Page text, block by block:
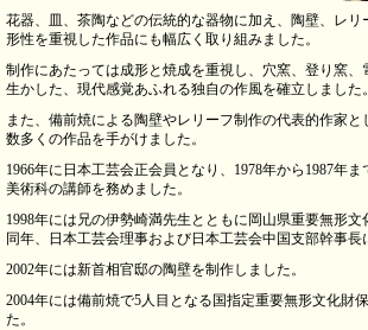
花器、皿、茶陶などの伝統的な器物に加え、陶壁、レリ
形性を重視した作品にも幅広く取り組みました。
制作にあたっては成形と焼成を重視し、穴窯、登り窯、
生かした、現代感覚あふれる独自の作風を確立しました。
また、備前焼による陶壁やレリーフ制作の代表的作家と
数多くの作品を手がけました。
1966年に日本工芸会正会員となり、1978年から1987年
美術科の講師を務めました。
1998年には兄の伊勢崎満先生とともに岡山県重要無形文
同年、日本工芸会理事および日本工芸会中国支部幹事長
2002年には新首相官邸の陶壁を制作しました。
2004年には備前焼で5人目となる国指定重要無形文化財
た。